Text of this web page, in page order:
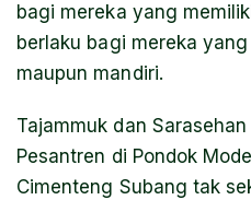
bagi mereka yang
berlaku bagi mereka
maupun mandiri.
Tajammuk dan
Pesantren di Pondok
Cimenteng Subang tak